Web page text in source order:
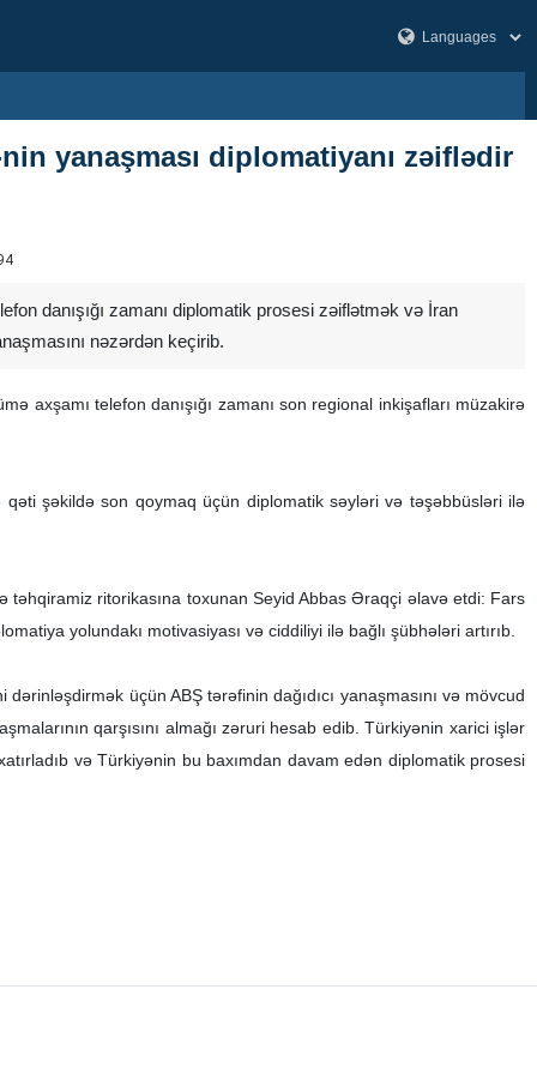
yanaşması diplomatiyanı zəiflədir
danışığı zamanı diplomatik prosesi zəiflətmək və İran
nəzərdən keçirib.
axşamı telefon danışığı zamanı son regional inkişafları müzakirə
qəti şəkildə son qoymaq üçün diplomatik səyləri və təşəbbüsləri ilə
təhqiramiz ritorikasına toxunan Seyid Abbas Əraqçi əlavə etdi: Fars
yolundakı motivasiyası və ciddiliyi ilə bağlı şübhələri artırıb.
üçün ABŞ tərəfinin dağıdıcı yanaşmasını və mövcud
qarşısını almağı zəruri hesab edib. Türkiyənin xarici işlər
və Türkiyənin bu baxımdan davam edən diplomatik prosesi